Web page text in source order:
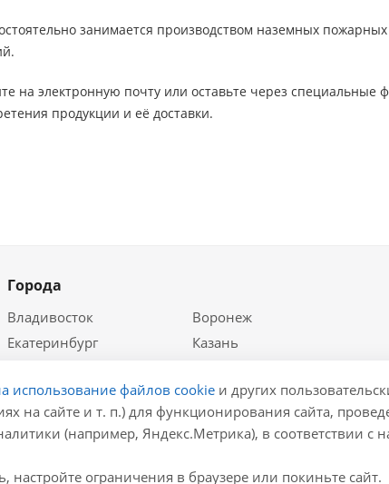
занимается производством наземных
на электронную почту или оставьте через специальные
продукции и её доставки.
Города
Владивосток
Воронеж
Екатеринбург
Казань
Крым
Москва
Нижний Новгород
Новосибирск
Ростов-на-Дону
Самара
Санкт-Петербург
использование файлов cookieи других
на сайте и т. п.) для функционирования сайта,
(например, Яндекс.Метрика), в соответствии с
ограничения в браузере или покиньте сайт.